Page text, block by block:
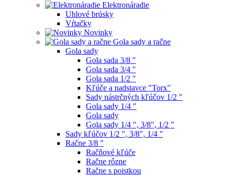
Elektronáradie
Uhlové brúsky
Vŕtačky
Novinky
Gola sady a račne
Gola sady
Gola sada 3/8 "
Gola sada 3/4 "
Gola sada 1/2 "
Kľúče a nadstavce "Torx"
Sady nástrčných kľúčov 1/2 "
Gola sady 1/4 "
Gola sady
Gola sady 1/4 ", 3/8", 1/2 "
Sady kľúčov 1/2 ", 3/8", 1/4 "
Račne 3/8 "
Račňové kľúče
Račne rôzne
Račne s poistkou